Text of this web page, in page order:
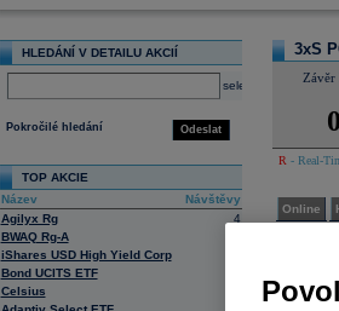
HLEDÁNÍ V DETAILU AKCIÍ
select
Odeslat
Pokročilé hledání
TOP AKCIE
Název
Návštěvy
Agilyx Rg
4
BWAQ Rg-A
iShares USD High Yield Corp
Bond UCITS ETF
Celsius
3xS
Závěr
R - Real-
Online
Tato